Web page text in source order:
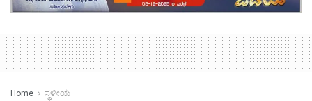
Home ಸ್ಥಳೀಯ